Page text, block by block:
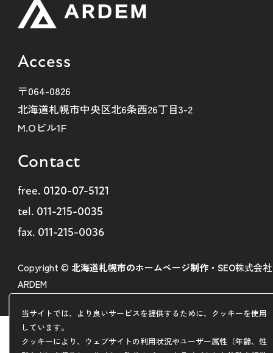
当サイトでは、より良いサービスを提供するために、クッキーを使用
しています。
クッキーにより、ウェブサイトの利用状況やユーザー属性（年齢、性
Access
〒064-0826
北海道札幌市中央区北6条西26丁目3-2
M.Oビル1F
Contact
free. 0120-07-5121
tel. 011-215-0035
fax. 011-215-0036
Copyright © 北海道札幌市のホームページ制作・SEO株式会社
ARDEM